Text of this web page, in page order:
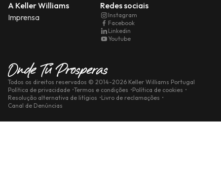
A Keller Williams
Imprensa
Redes sociais
Instagram
Facebook
Linkedin
Youtube
Todos os direitos reservados © 2014-2026 Keller Williams Portugal
Política de privacidade Termos e condições
Política de cookies
Resolução alternativa de litígios
Livro de reclamações
Canal de Denúncias